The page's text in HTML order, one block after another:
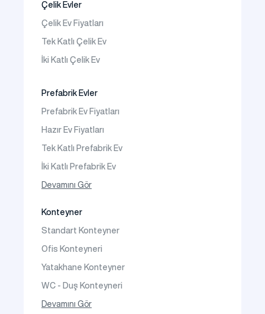
Prefabrik Acil Afet Binaları
Prefabrik WC Duş Binaları
Şantiye Mobilizasyon
Şantiye Kamp Binaları
Çelik Evler
Çelik Ev Fiyatları
Tek Katlı Çelik Ev
İki Katlı Çelik Ev
Prefabrik Evler
Prefabrik Ev Fiyatları
Hazır Ev Fiyatları
Tek Katlı Prefabrik Ev
İki Katlı Prefabrik Ev
Tek Katlı Prefabrik Villa
Devamını Gör
Konteyner
Standart Konteyner
Ofis Konteyneri
Yatakhane Konteyner
WC - Duş Konteyneri
Konteyner Ev
Devamını Gör